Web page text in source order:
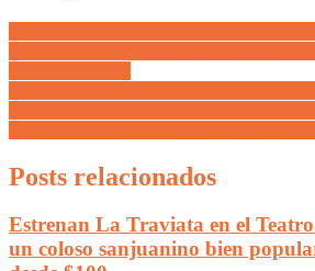
Posts relacionados
Estrenan La Traviata en el
un coloso sanjuanino bien